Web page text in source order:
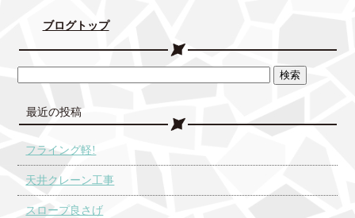
ブログトップ
最近の投稿
フライング軽!
天井クレーン工事
スロープ良さげ